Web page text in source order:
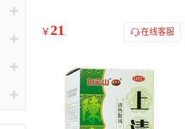
￥ 21 在线客服